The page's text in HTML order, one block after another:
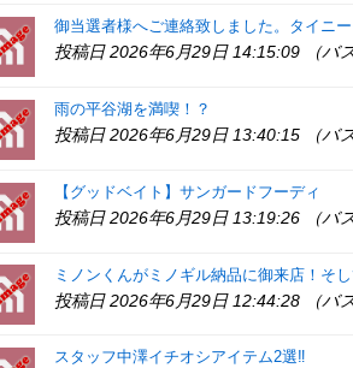
御当選者様へご連絡致しました。タイニ
投稿日 2026年6月29日 14:15:09 （バ
雨の平谷湖を満喫！？
投稿日 2026年6月29日 13:40:15 （バ
【グッドベイト】サンガードフーディ
投稿日 2026年6月29日 13:19:26 （バ
ミノンくんがミノギル納品に御来店！そし
投稿日 2026年6月29日 12:44:28 （バ
スタッフ中澤イチオシアイテム2選‼️